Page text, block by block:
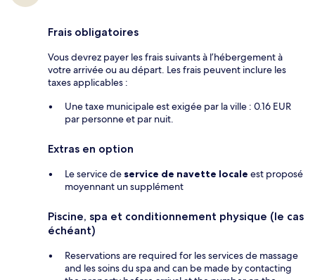
Frais obligatoires
Vous devrez payer les frais suivants à l’hébergement à
votre arrivée ou au départ. Les frais peuvent inclure les
taxes applicables :
Une taxe municipale est exigée par la ville : 0.16 EUR
par personne et par nuit.
Extras en option
Le service de service de navette locale est proposé
moyennant un supplément
Piscine, spa et conditionnement physique (le cas
échéant)
Reservations are required for les services de massage
and les soins du spa and can be made by contacting